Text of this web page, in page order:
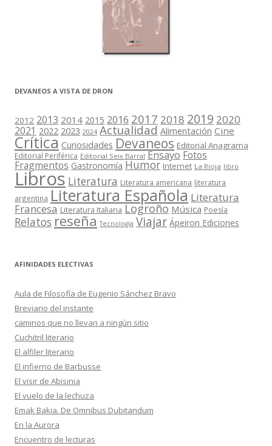
DEVANEOS A VISTA DE DRON
2012 2013 2014 2015 2016 2017 2018 2019 2020
2021 2022 2023 2024 Actualidad Alimentación Cine
Crítica Curiosidades Devaneos Editorial Anagrama
Editorial Periférica Editorial Seix Barral Ensayo Fotos
Fragmentos Gastronomía Humor Internet La Rioja libro
Libros Literatura Literatura americana literatura
argentina Literatura Española Literatura
Francesa Literatura Italiana Logroño Música Poesía
Relatos reseña Tecnología Viajar Ápeiron Ediciones
AFINIDADES ELECTIVAS
Aula de Filosofía de Eugenio Sánchez Bravo
Breviario del instante
caminos que no llevan a ningún sitio
Cuchitril literario
El alfiler literario
El infierno de Barbusse
El visir de Abisinia
El vuelo de la lechuza
Emak Bakia. De Omnibus Dubitandum
En la Aurora
Encuentro de lecturas